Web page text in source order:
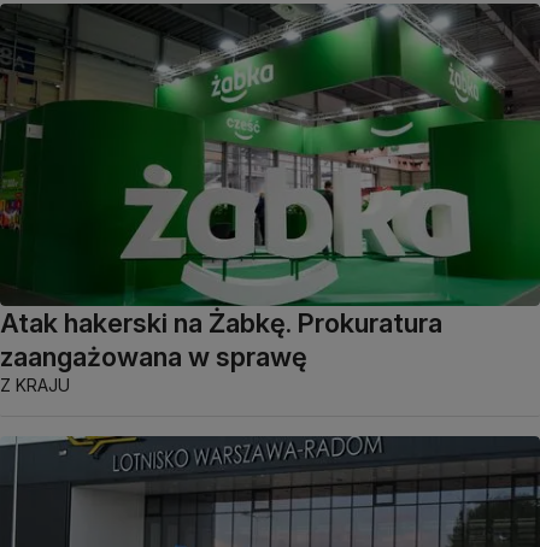
Atak hakerski na Żabkę. Prokuratura
zaangażowana w sprawę
Z KRAJU